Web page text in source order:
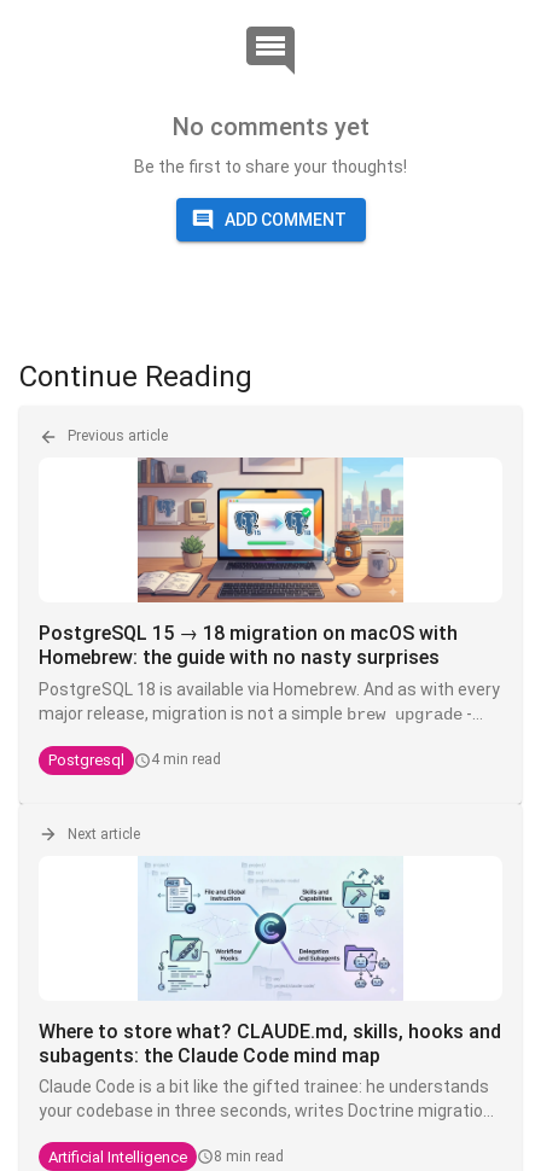
No comments yet
Be the first to share your thoughts!
ADD COMMENT
Continue Reading
Previous article
PostgreSQL 15 → 18 migration on macOS with
Homebrew: the guide with no nasty surprises
PostgreSQL 18 is available via Homebrew. And as with every
major release, migration is not a simple brew upgrade -
between major versions. Here's the full, tested procedure,
Postgresql 4 min read
Next article
Where to store what? CLAUDE.md, skills, hooks and
subagents: the Claude Code mind map
Claude Code is a bit like the gifted trainee: he understands
your codebase in three seconds, writes Doctrine migrations
ten times that here we writeTEXT
Artificial Intelligence 8 min read